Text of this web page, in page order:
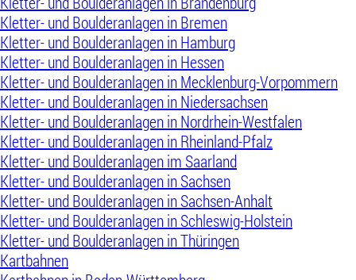
Kletter- und Boulderanlagen in Bremen
Kletter- und Boulderanlagen in Hamburg
Kletter- und Boulderanlagen in Hessen
Kletter- und Boulderanlagen in Mecklenburg-Vorpommern
Kletter- und Boulderanlagen in Niedersachsen
Kletter- und Boulderanlagen in Nordrhein-Westfalen
Kletter- und Boulderanlagen in Rheinland-Pfalz
Kletter- und Boulderanlagen im Saarland
Kletter- und Boulderanlagen in Sachsen
Kletter- und Boulderanlagen in Sachsen-Anhalt
Kletter- und Boulderanlagen in Schleswig-Holstein
Kletter- und Boulderanlagen in Thüringen
Kartbahnen